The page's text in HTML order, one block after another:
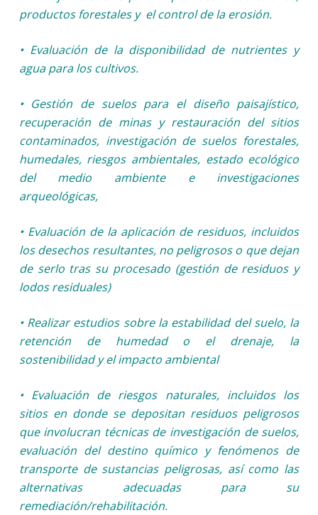
productos forestales y el control de la erosión.
• Evaluación de la disponibilidad de nutrientes y
agua para los cultivos.
• Gestión de suelos para el diseño paisajístico,
recuperación de minas y restauración del sitios
contaminados, investigación de suelos forestales,
humedales, riesgos ambientales, estado ecológico
del medio ambiente e investigaciones
arqueológicas,
• Evaluación de la aplicación de residuos, incluidos
los desechos resultantes, no peligrosos o que dejan
de serlo tras su procesado (gestión de residuos y
lodos residuales)
• Realizar estudios sobre la estabilidad del suelo, la
retención de humedad o el drenaje, la
sostenibilidad y el impacto ambiental
• Evaluación de riesgos naturales, incluidos los
sitios en donde se depositan residuos peligrosos
que involucran técnicas de investigación de suelos,
evaluación del destino químico y fenómenos de
transporte de sustancias peligrosas, así como las
alternativas adecuadas para su
remediación/rehabilitación.